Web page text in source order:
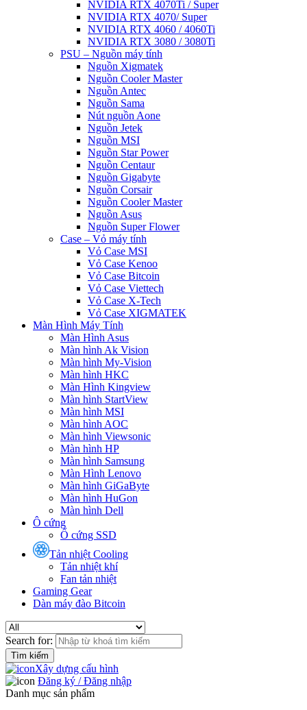
NVIDIA RTX 4070Ti / Super
NVIDIA RTX 4070/ Super
NVIDIA RTX 4060 / 4060Ti
NVIDIA RTX 3080 / 3080Ti
PSU – Nguồn máy tính
Nguồn Xigmatek
Nguồn Cooler Master
Nguồn Antec
Nguồn Sama
Nút nguồn Aone
Nguồn Jetek
Nguồn MSI
Nguồn Star Power
Nguồn Centaur
Nguồn Gigabyte
Nguồn Corsair
Nguồn Cooler Master
Nguồn Asus
Nguồn Super Flower
Case – Vỏ máy tính
Vỏ Case MSI
Vỏ Case Kenoo
Vỏ Case Bitcoin
Vỏ Case Viettech
Vỏ Case X-Tech
Vỏ Case XIGMATEK
Màn Hình Máy Tính
Màn Hình Asus
Màn hình Ak Vision
Màn hình My-Vision
Màn hình HKC
Màn Hình Kingview
Màn hình StartView
Màn hình MSI
Màn hình AOC
Màn hình Viewsonic
Màn hình HP
Màn hình Samsung
Màn Hình Lenovo
Màn hình GiGaByte
Màn hình HuGon
Màn hình Dell
Ô cứng
Ổ cứng SSD
Tản nhiệt Cooling
Tản nhiệt khí
Fan tản nhiệt
Gaming Gear
Dàn máy đào Bitcoin
Search for:
Xây dựng cấu hình
Đăng ký / Đăng nhập
Danh mục sản phẩm